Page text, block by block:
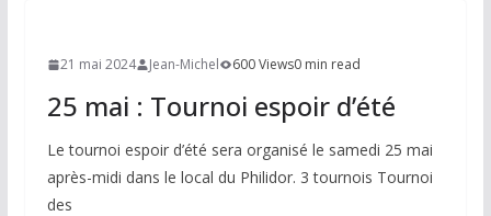
21 mai 2024 Jean-Michel 600 Views0 min read
25 mai : Tournoi espoir d’été
Le tournoi espoir d’été sera organisé le samedi 25 mai
après-midi dans le local du Philidor. 3 tournois Tournoi
des